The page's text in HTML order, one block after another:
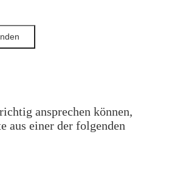
ansprechen können,
aus einer der folgenden